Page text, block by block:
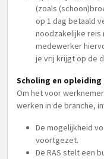
(zoals
op 1 dag betaald
noodzakelijke reis
medewerker
je vrij krijgt op de
Scholing en opleiding
Om het voor
werken in de branche,
De mogelijkheid
voortgezet.
De RAS stelt een